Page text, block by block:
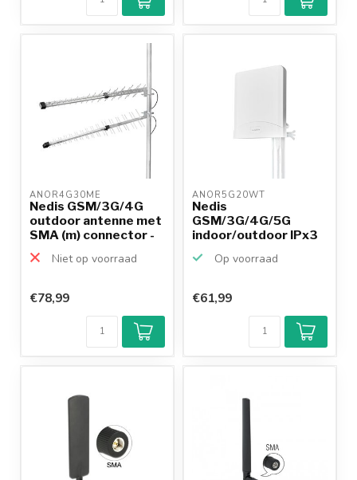
ANOR4G30ME
Nedis GSM/3G/4G
outdoor antenne met
SMA (m) connector -
Niet op voorraad
€78,99
ANOR5G20WT
Nedis
GSM/3G/4G/5G
indoor/outdoor IPx3
(m...Op voorraad
€61,99